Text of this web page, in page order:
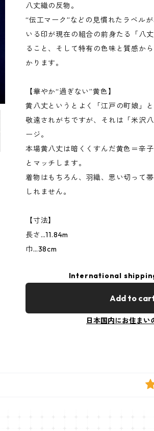
八丈織の反物。
“伝工マーク”などの見慣れたラベル
いる印が現在の組合の前身たる「八
ること、そして特有の色味と質感か
かります。
【華やか“過ぎない”黄色】
黄八丈というとよく「江戸の町娘」
敬遠されがちですが、それは「米沢
ージ。
本場黄八丈は暗くくすんだ黄色＝辛
とマッチします。
着物はもちろん、羽織、思い切って
しれません。
【寸法】
長さ…11.84m
巾…38cm
International
Add to
日本国内にお住まい